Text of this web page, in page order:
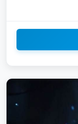
غربی|اردبیل|
پسرونه جهرم|
واتساپ برای
روبیکا گیلان